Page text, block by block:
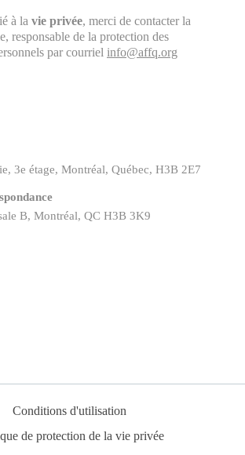
à la vie privée, merci de contacter la
responsable de la protection des
par courriel info@affq.org
3e étage, Montréal, Québec, H3B 2E7
B, Montréal, QC H3B 3K9
Conditions d'utilisation
de protection de la vie privée